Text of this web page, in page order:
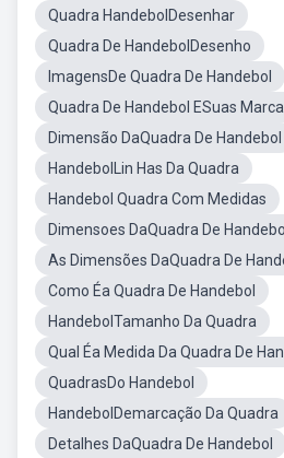
Quadra HandebolDesenhar
Quadra De HandebolDesenho
ImagensDe Quadra De Handebol
Quadra De Handebol ESuas
Dimensão DaQuadra De Handebol
HandebolLin Has Da Quadra
Handebol Quadra Com Medidas
Dimensoes DaQuadra De Handebol
As Dimensões DaQuadra De
Como Éa Quadra De Handebol
HandebolTamanho Da Quadra
Qual Éa Medida Da Quadra De
QuadrasDo Handebol
HandebolDemarcação Da Quadra
Detalhes DaQuadra De Handebol